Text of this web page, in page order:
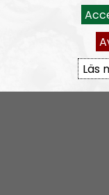
https://
rss&show=nr-
NRLäs